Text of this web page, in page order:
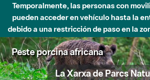
Temporalmente, las personas con
pueden acceder en vehículo hasta la
debido a una restricción de paso en la
Peste porcina africana
La Xarxa de Parcs